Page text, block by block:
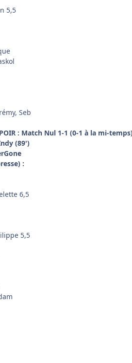
5,5
Seb
: Match Nul 1-1 (0-1 à la mi-
(89')
:
6,5
5,5